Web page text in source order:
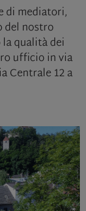
di mediatori,
del nostro
qualità dei
ufficio in via
Centrale 12 a